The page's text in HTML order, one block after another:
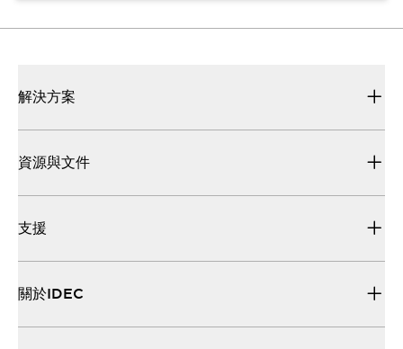
解決方案
資源與文件
支援
關於IDEC